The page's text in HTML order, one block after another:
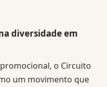
diversidade em
o Circuito
um movimento que